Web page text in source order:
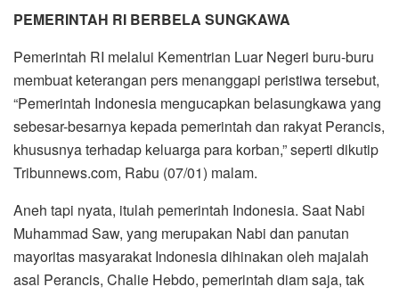
PEMERINTAH RI BERBELA SUNGKAWA
Pemerintah RI melalui Kementrian Luar Negeri buru-buru
membuat keterangan pers menanggapi peristiwa tersebut,
“Pemerintah Indonesia mengucapkan belasungkawa yang
sebesar-besarnya kepada pemerintah dan rakyat Perancis,
khususnya terhadap keluarga para korban,” seperti dikutip
Tribunnews.com, Rabu (07/01) malam.
Aneh tapi nyata, itulah pemerintah Indonesia. Saat Nabi
Muhammad Saw, yang merupakan Nabi dan panutan
mayoritas masyarakat Indonesia dihinakan oleh majalah
asal Perancis, Chalie Hebdo, pemerintah diam saja, tak